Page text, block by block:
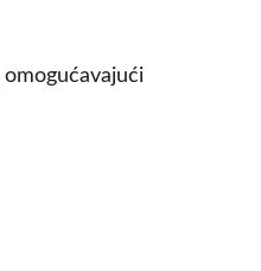
omogućavajući